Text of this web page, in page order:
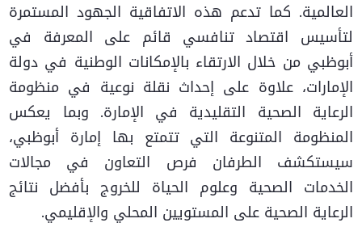
العالمية. كما تدعم هذه الاتفاقية الجهود المستمرة
لتأسيس اقتصاد تنافسي قائم على المعرفة في
أبوظبي من خلال الارتقاء بالإمكانات الوطنية في دولة
الإمارات، علاوة على إحداث نقلة نوعية في منظومة
الرعاية الصحية التقليدية في الإمارة. وبما يعكس
المنظومة المتنوعة التي تتمتع بها إمارة أبوظبي،
سيستكشف الطرفان فرص التعاون في مجالات
الخدمات الصحية وعلوم الحياة للخروج بأفضل نتائج
الرعاية الصحية على المستويين المحلي والإقليمي.